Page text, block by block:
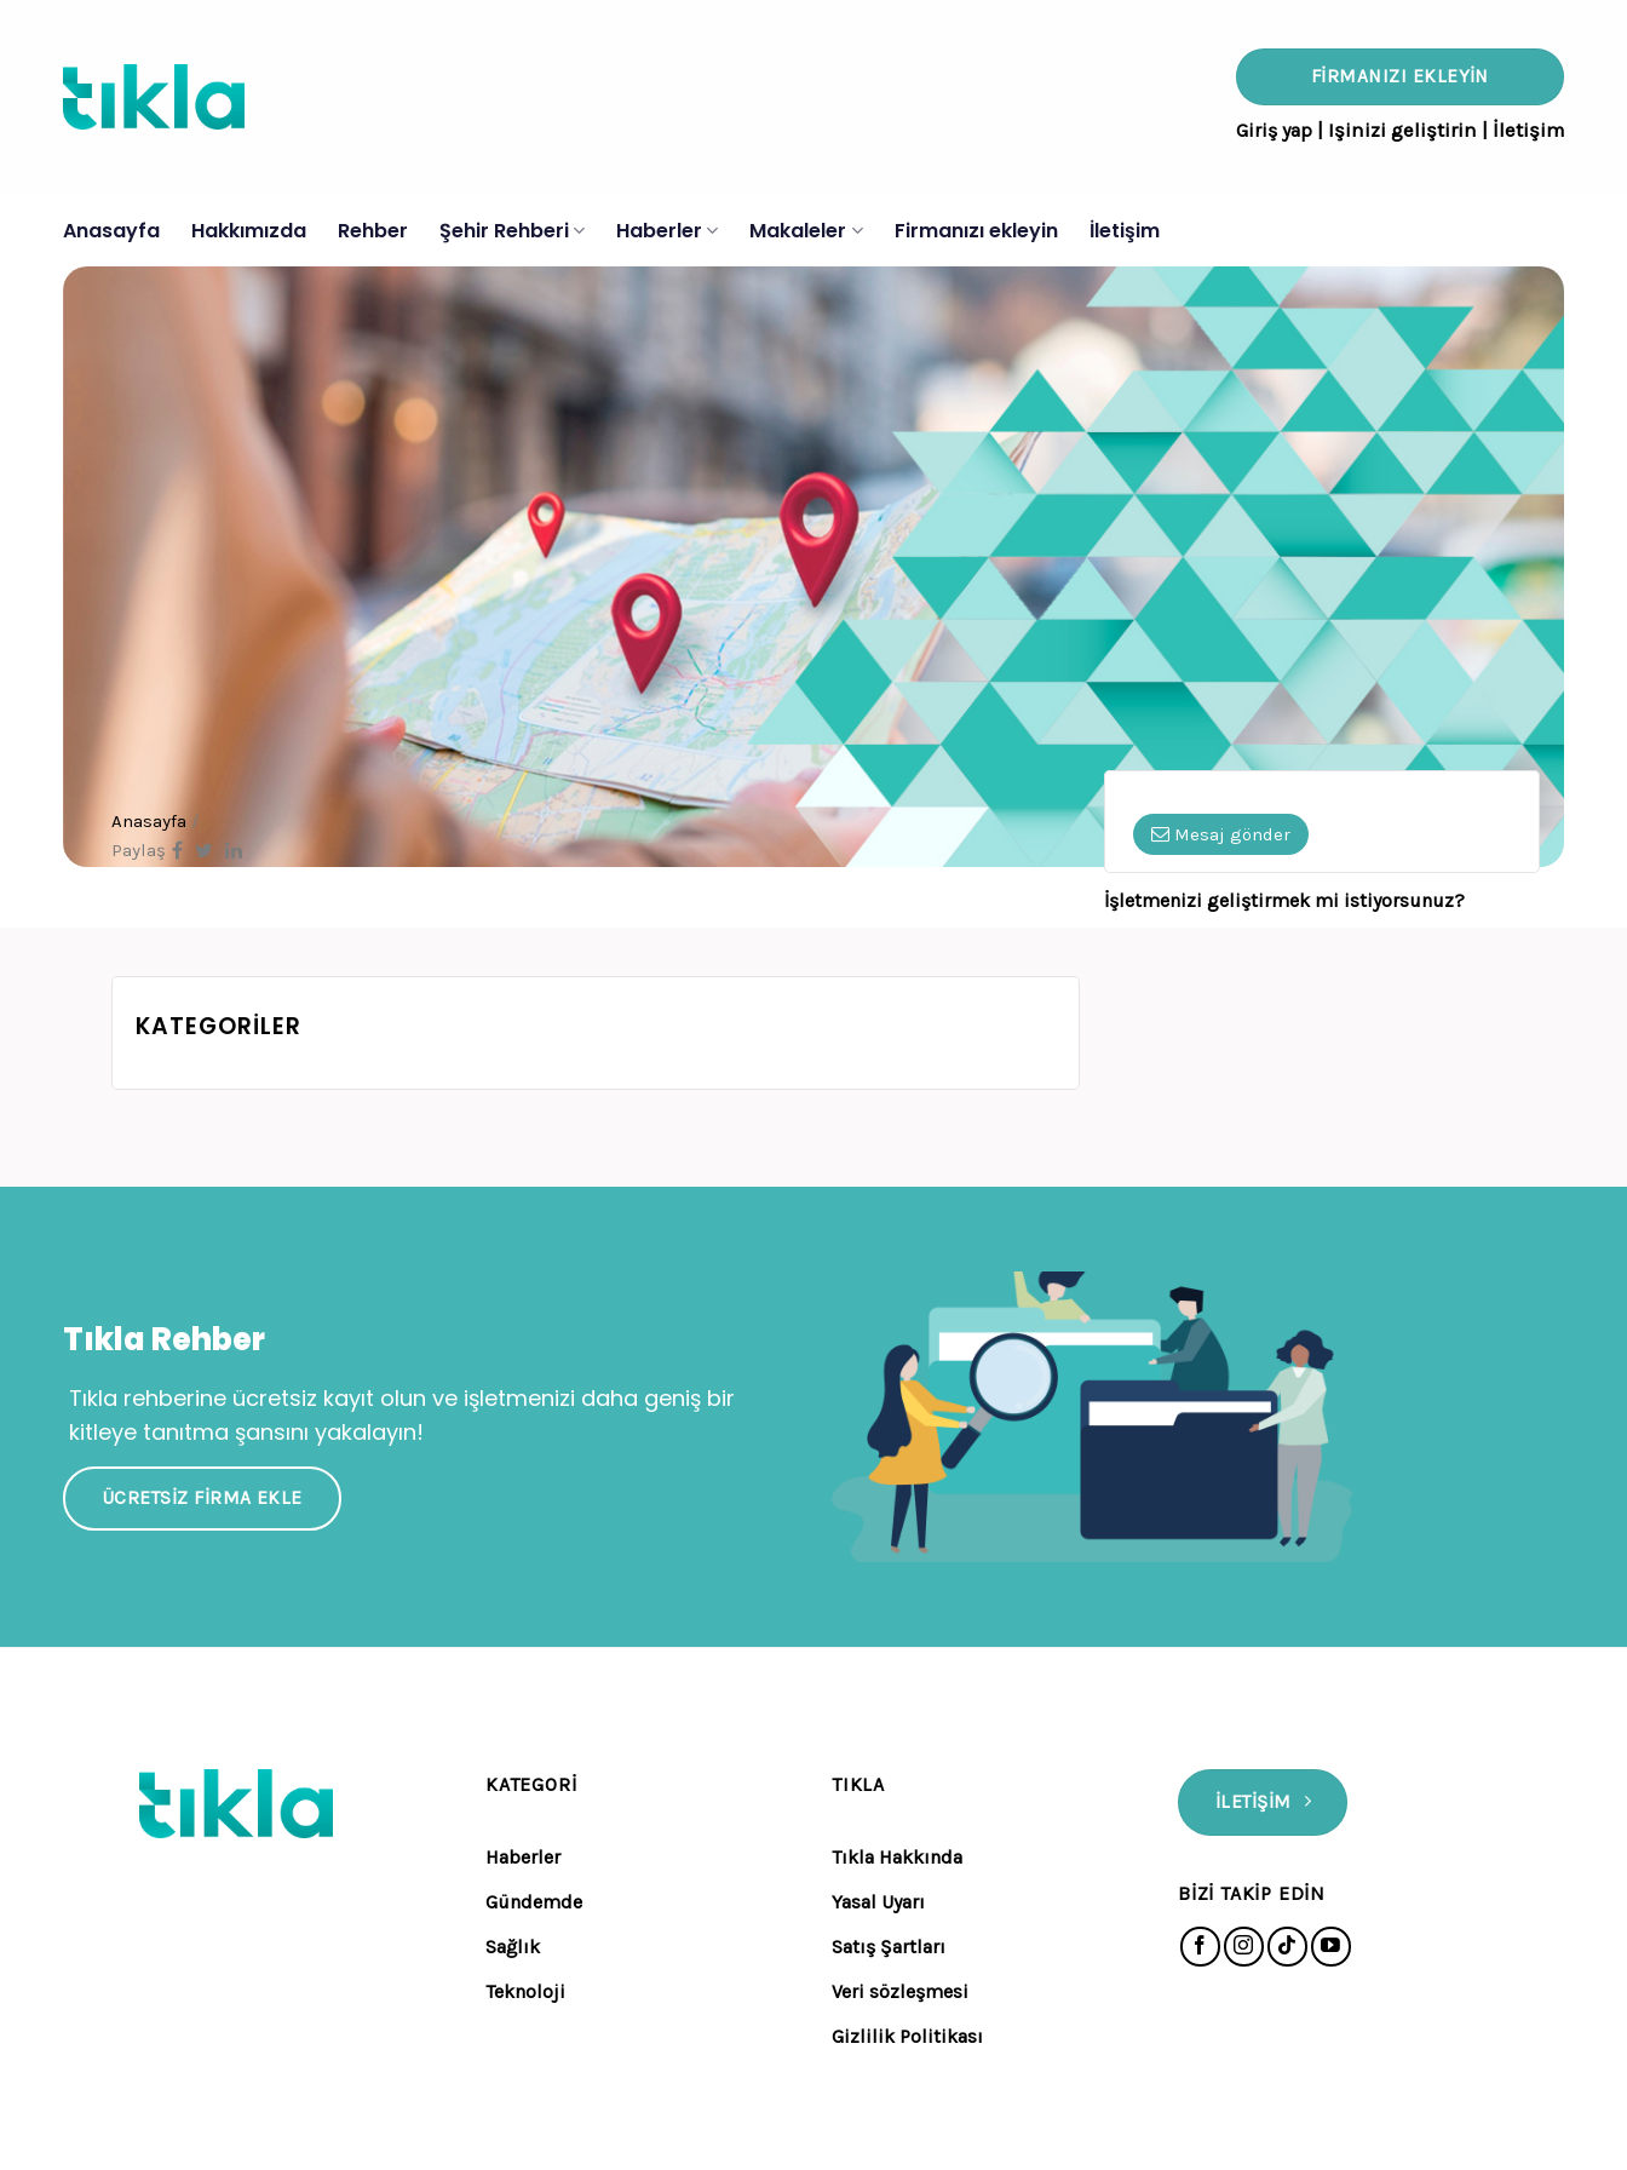
FIRMANIZI EKLEYIN
Giriş yap Işinizi geliştirin İletişim
Anasayfa Hakkımızda Rehber Şehir Rehberi Haberler Makaleler Firmanızı ekleyin İletişim
Anasayfa /
Paylaş
KATEGORILER
Mesaj gönder
İşletmenizi geliştirmek mi istiyorsunuz?
Tıkla Rehber
Tıkla rehberine ücretsiz kayıt olun ve işletmenizi daha geniş bir
kitleye tanıtma şansını yakalayın!
ÜCRETSIZ FIRMA EKLE
KATEGORI
Haberler
Gündemde
Sağlık
Teknoloji
TIKLA
Tıkla Hakkında
Yasal Uyarı
Satış Şartları
Veri sözleşmesi
Gizlilik Politikası
İLETIŞIM
BIZI TAKIP EDIN